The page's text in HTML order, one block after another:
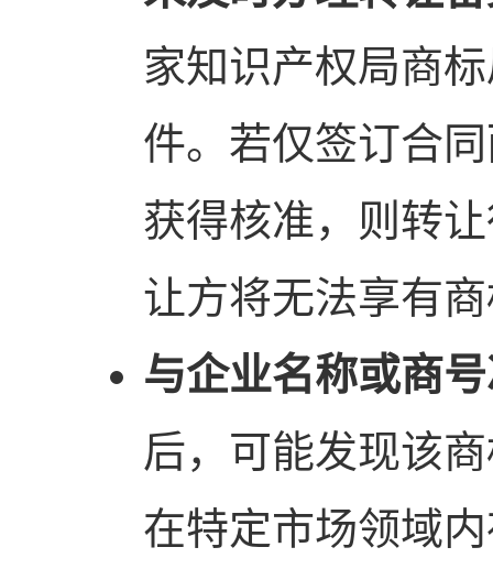
家知识产权局商
件。若仅签订合
获得核准，则转
让方将无法享有
与企业名称或商
后，可能发现该
在特定市场领域